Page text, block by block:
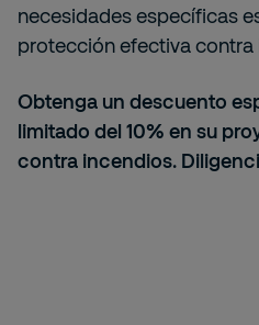
necesidades específicas
protección efectiva contra
Obtenga un descuento
limitado del 10% en su
contra incendios.